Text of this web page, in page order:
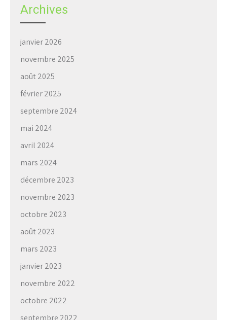
Archives
janvier 2026
novembre 2025
août 2025
février 2025
septembre 2024
mai 2024
avril 2024
mars 2024
décembre 2023
novembre 2023
octobre 2023
août 2023
mars 2023
janvier 2023
novembre 2022
octobre 2022
septembre 2022